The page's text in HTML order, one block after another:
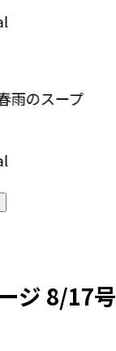
雨のスープ
ジ 8/17号